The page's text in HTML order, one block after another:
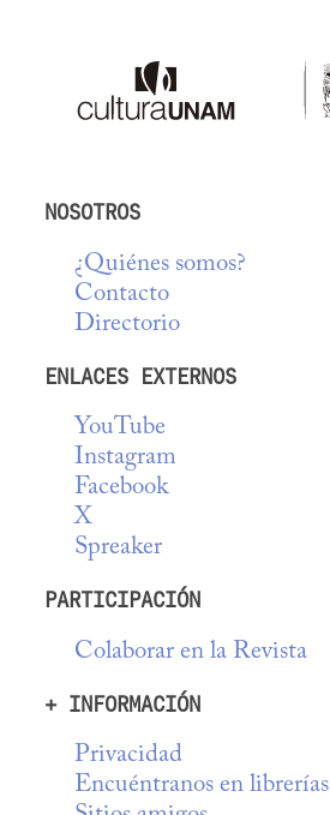
NOSOTROS
¿Quiénes somos?
Contacto
Directorio
ENLACES EXTERNOS
YouTube
Instagram
Facebook
X
Spreaker
PARTICIPACIÓN
Colaborar en la Revista
+ INFORMACIÓN
Privacidad
Encuéntranos en librerías